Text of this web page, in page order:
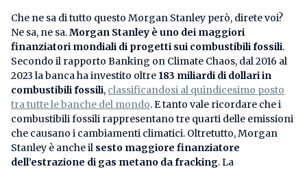
Che ne sa di tutto questo Morgan Stanley però, direte voi?
Ne sa, ne sa.Morgan Stanley è uno dei maggiori
finanziatori mondiali di progetti sui combustibili fossili.
Secondo il rapporto Banking on Climate Chaos, dal 2016 al
2023 la banca ha investito oltre 183 miliardi di dollari in
combustibili fossili, classificandosi al quindicesimo posto
tra tutte le banche del mondo. E tanto vale ricordare che i
combustibili fossili rappresentano tre quarti delle emissioni
che causano i cambiamenti climatici. Oltretutto, Morgan
Stanley è anche il sesto maggiore finanziatore
dell’estrazione di gas metano da fracking. La